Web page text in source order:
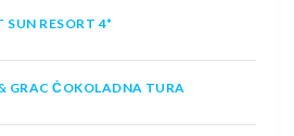
SUN RESORT 4*
GRAC ČOKOLADNA TURA